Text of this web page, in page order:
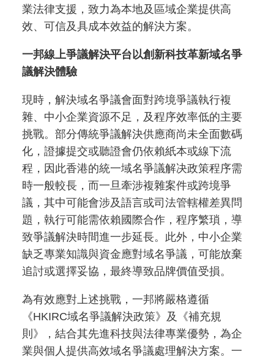
業法律支援，致力為本地及區域企業提供高
效、可信及具成本效益的解決方案。
一邦線上爭議解決平台以創新科技革新域名爭
議解決體驗
現時，解決域名爭議會面對跨境爭議執行複
雜、中小企業資源不足，及程序效率低的主要
挑戰。部分傳統爭議解決供應商尚未全面數碼
化，證據提交或聽證會仍依賴紙本或線下流
程，因此香港的統一域名爭議解决政策程序需
時一般較長，而一旦牽涉複雜案件或跨境爭
議，其中可能會涉及語言或司法管轄權差異問
題，執行可能需依賴國際合作，程序繁瑣，導
致爭議解決時間進一步延長。此外，中小企業
缺乏專業知識與資金應對域名爭議，可能放棄
追討或選擇妥協，最終導致品牌價值受損。
為有效應對上述挑戰，一邦將嚴格遵循
《HKIRC域名爭議解決政策》及《補充規
則》，結合其先進科技與法律專業優勢，為企
業與個人提供高效域名爭議處理解決方案。一